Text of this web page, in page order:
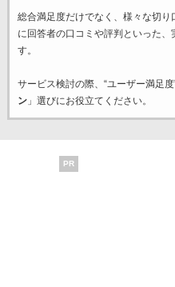
総合満足度だけでなく、様々な切り
に回答者の口コミや評判といった
す。
サービス検討の際、“ユーザー満足
ン」選びにお役立てください。
PR